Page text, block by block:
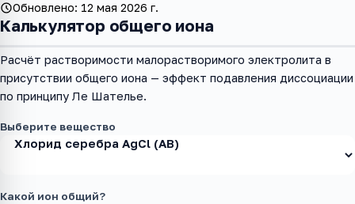
Обновлено: 12 мая 2026 г.
Калькулятор общего иона
Расчёт растворимости малорастворимого электролита в
присутствии общего иона — эффект подавления диссоциации
по принципу Ле Шателье.
Выберите вещество
Какой ион общий?